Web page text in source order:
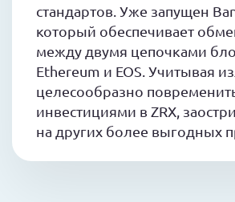
стандартов. Уже запущен
который обеспечивает
между двумя цепочками
Ethereum и EOS. Учитывая
целесообразно
инвестициями в ZRX,
на других более выгодных